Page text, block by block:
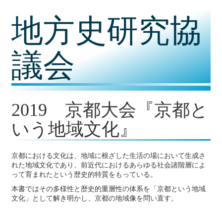
地方史研究協
議会
2019 京都大会『京都と
いう地域文化』
京都における文化は、地域に根ざした生活の場において生成さ
れた地域文化であり、前近代におけるあらゆる社会諸階層によ
って育まれたという歴史的特質をもっている。
本書ではその多様性と歴史的重層性の体系を「京都という地域
文化」として解き明かし、京都の地域像を問い直す。